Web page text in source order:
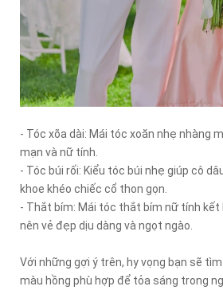
- Tóc xõa dài: Mái tóc xoăn nhẹ nhàng
mạn và nữ tính.
- Tóc búi rối: Kiểu tóc búi nhẹ giúp cô
khoe khéo chiếc cổ thon gọn.
- Thắt bím: Mái tóc thắt bím nữ tính kết
nên vẻ đẹp dịu dàng và ngọt ngào.
Với những gợi ý trên, hy vọng bạn sẽ
màu hồng phù hợp để tỏa sáng trong